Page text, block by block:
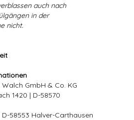
auch nach
in der
nicht.
GmbH & Co. KG
1420 | D-58570
D-58553 Halver-Carthausen